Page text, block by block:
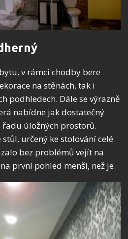
v rámci chodby bere
na stěnách, tak i
podhledech. Dále se výrazně
nabídne jak dostatečný
úložných prostorů.
určený ke stolování celé
bez problémů vejít na
první pohled menší, než je.